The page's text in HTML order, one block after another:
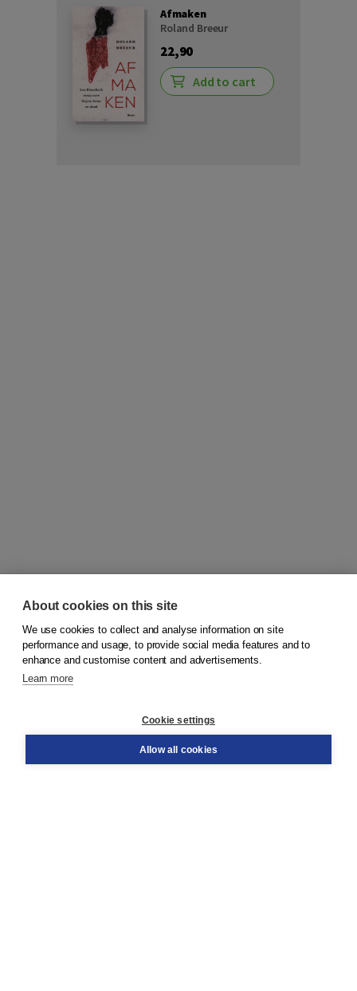
Afmaken
Roland Breeur
22,90
Add to cart
© 2026Koninklijke Boom uitgevers
Order
About cookies on this site
We use cookies to collect and analyse information on site
performance and usage, to provide social media features and to
enhance and customise content and advertisements.
Learn more
Cookie settings
Allow all cookies